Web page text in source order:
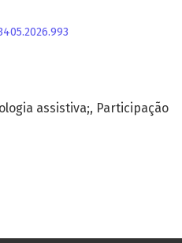
assistiva;
Participação